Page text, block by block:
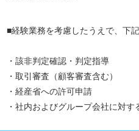
■経験業務を考慮したうえで、下
・該非判定確認・判定指導
・取引審査（顧客審査含む）
・経産省への許可申請
・社内およびグループ会社に対す